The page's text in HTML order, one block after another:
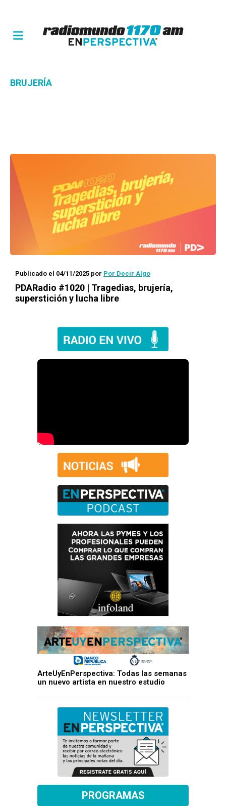
BRUJERÍA
Publicado el 04/11/2025 por Por Decir Algo
PDARadio #1020 | Tragedias, brujería,
superstición y lucha libre
ArteUyEnPerspectiva: Todas las semanas
un nuevo artista en nuestro estudio
PROGRAMAS